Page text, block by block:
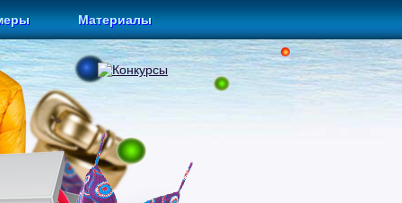
Материалы